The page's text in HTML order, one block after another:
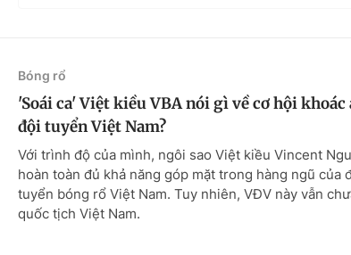
Bóng rổ
'Soái ca' Việt kiều VBA nói gì về cơ hội khoác
đội tuyển Việt Nam?
Với trình độ của mình, ngôi sao Việt kiều Vincent
hoàn toàn đủ khả năng góp mặt trong hàng ngũ của
tuyển bóng rổ Việt Nam. Tuy nhiên, VĐV này vẫn
quốc tịch Việt Nam.